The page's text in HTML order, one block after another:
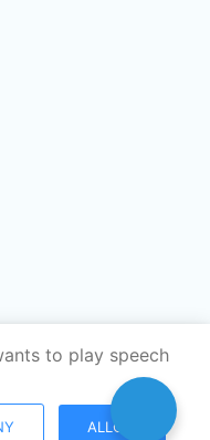
to play speech
ALLOW